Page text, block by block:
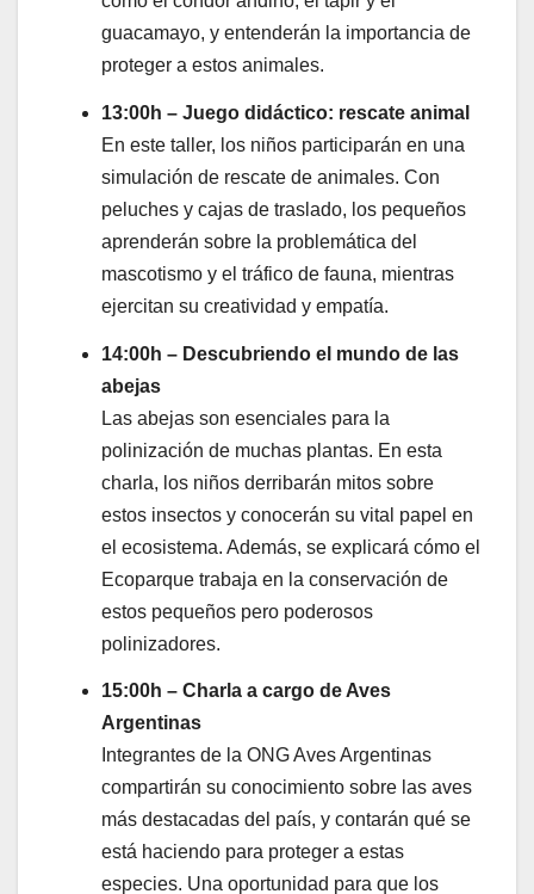
guacamayo, y entenderán la importancia de
proteger a estos animales.
13:00h – Juego didáctico: rescate animal
En este taller, los niños participarán en una
simulación de rescate de animales. Con
peluches y cajas de traslado, los pequeños
aprenderán sobre la problemática del
mascotismo y el tráfico de fauna, mientras
ejercitan su creatividad y empatía.
14:00h – Descubriendo el mundo de las
abejas
Las abejas son esenciales para la
polinización de muchas plantas. En esta
charla, los niños derribarán mitos sobre
estos insectos y conocerán su vital papel en
el ecosistema. Además, se explicará cómo el
Ecoparque trabaja en la conservación de
estos pequeños pero poderosos
polinizadores.
15:00h – Charla a cargo de Aves
Argentinas
Integrantes de la ONG Aves Argentinas
compartirán su conocimiento sobre las aves
más destacadas del país, y contarán qué se
está haciendo para proteger a estas
especies. Una oportunidad para que los